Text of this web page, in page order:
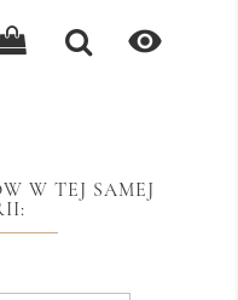

W TEJ SAMEJ